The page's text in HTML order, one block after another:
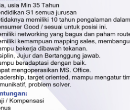
Loker QC, PPIC,
Loker Crew Store di